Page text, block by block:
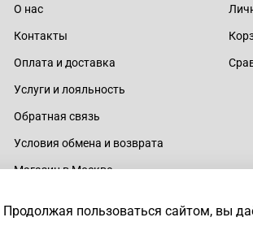
О нас
Контакты
Оплата и доставка
Услуги и лояльность
Обратная связь
Условия обмена и возврата
Магазин в Москве
Продолжая пользоваться сайтом, вы